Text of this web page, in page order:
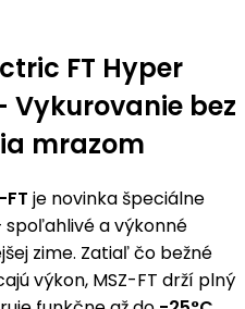
FT Hyper
Vykurovanie bez
mrazom
je novinka špeciálne
a výkonné
zime. Zatiaľ čo bežné
výkon, MSZ-FT drží plný